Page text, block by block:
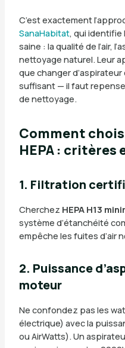
C’est exactement
SanaHabitat, qui identifie
saine : la qualité de l’air,
nettoyage naturel. Leur
que changer
suffisant — il faut
de nettoyage.
Comment
HEPA : critères
1. Filtration
Cherchez HEPA H13
système d’étanchéité
empêche les fuites d’air
2. Puissance
moteur
Ne confondez pas les
électrique) avec la
ou AirWatts). Un